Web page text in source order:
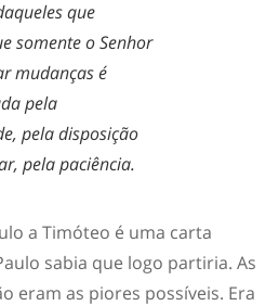
que
somente o Senhor
mudanças é
pela
pela disposição
pela paciência.
a Timóteo é uma carta
sabia que logo partiria. As
eram as piores possíveis. Era